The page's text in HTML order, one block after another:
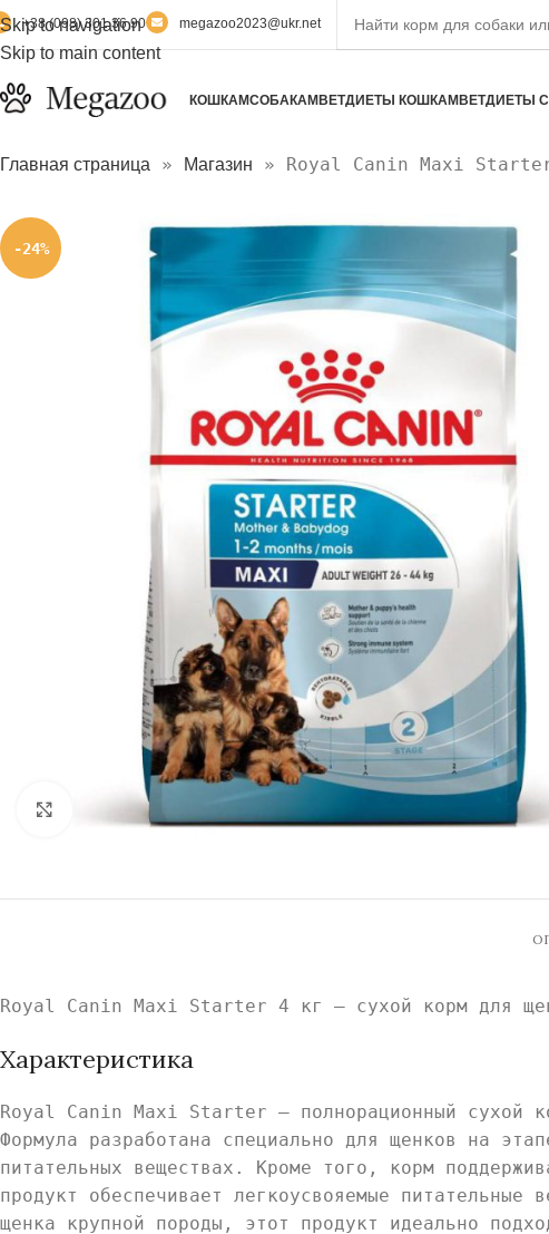
Skip to navigation
Skip to main content
+38 (098) 301 36 90 megazoo2023@ukr.net
КОШКАМСОБАКАМ ВЕТДИЕТЫ КОШКАМ ВЕТДИЕТЫ
Главная страница » Магазин » Royal Canin Maxi
-24%
Нажмите, чтобы увеличить
Royal Canin Maxi Starter 4 кг — сухой корм для
Характеристика
Royal Canin Maxi Starter — полнорационный сухой
Формула разработана специально для щенков на
питательных веществах. Кроме того, корм
продукт обеспечивает легкоусвояемые
щенка крупной породы, этот продукт идеально